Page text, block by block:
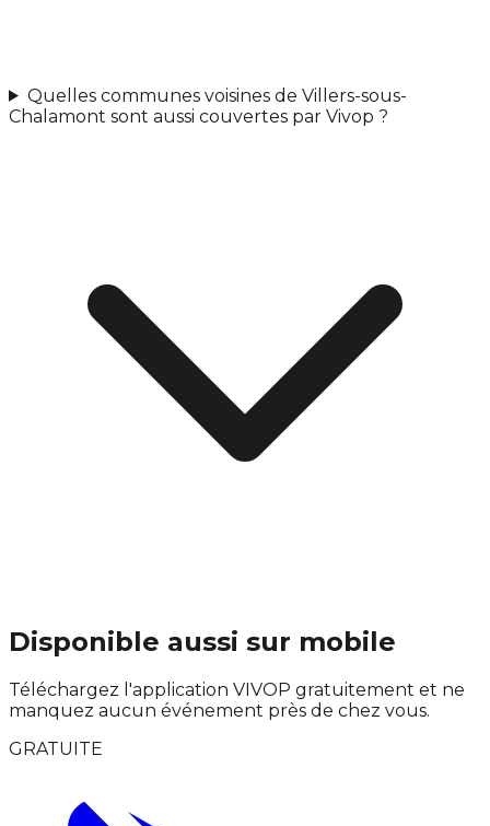
Quelles communes voisines de Villers-sous-
Chalamont sont aussi couvertes par Vivop ?
Disponible aussi sur mobile
Téléchargez l'application VIVOP gratuitement et ne
manquez aucun événement près de chez vous.
GRATUITE